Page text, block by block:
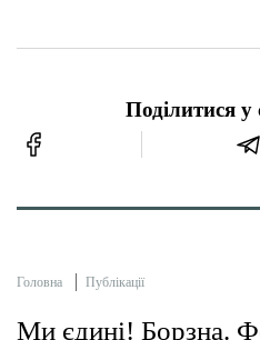
Поділитися
Головна Публікації
Ми єдині! Борзна.